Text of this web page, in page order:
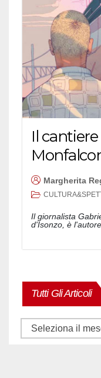
Il
Margherita
Il giornalista
d'Isonzo, è
Tutti Gli Articoli
Tutti